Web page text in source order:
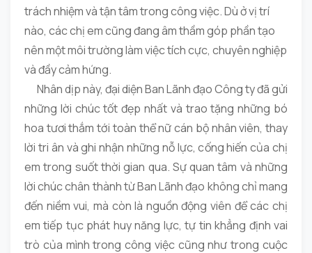
trách nhiệm và tận tâm trong công việc. Dù ở vị trí
nào, các chị em cũng đang âm thầm góp phần tạo
nên một môi trường làm việc tích cực, chuyên nghiệp
và đầy cảm hứng.
Nhân dịp này, đại diện Ban Lãnh đạo Công ty đã gửi
những lời chúc tốt đẹp nhất và trao tặng những bó
hoa tươi thắm tới toàn thể nữ cán bộ nhân viên, thay
lời tri ân và ghi nhận những nỗ lực, cống hiến của chị
em trong suốt thời gian qua. Sự quan tâm và những
lời chúc chân thành từ Ban Lãnh đạo không chỉ mang
đến niềm vui, mà còn là nguồn động viên để các chị
em tiếp tục phát huy năng lực, tự tin khẳng định vai
trò của mình trong công việc cũng như trong cuộc